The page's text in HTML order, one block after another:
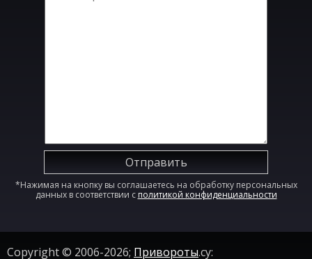
Отправить
*Нажимая на кнопку вы соглашаетесь на обработку персональных
данных в соответствии с политикой конфиденциальности
Copyright © 2006-2026; Привороты.су: